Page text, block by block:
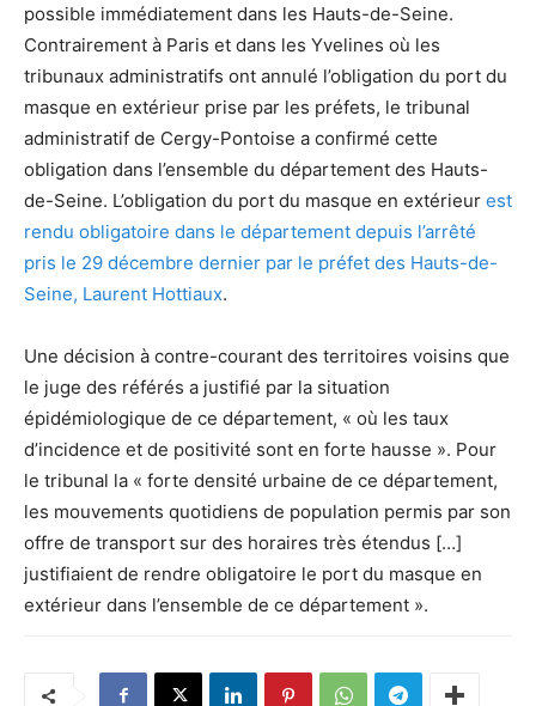
possible immédiatement dans les Hauts-de-Seine.
Contrairement à Paris et dans les Yvelines où les
tribunaux administratifs ont annulé l’obligation du port du
masque en extérieur prise par les préfets, le tribunal
administratif de Cergy-Pontoise a confirmé cette
obligation dans l’ensemble du département des Hauts-
de-Seine. L’obligation du port du masque en extérieur est
rendu obligatoire dans le département depuis l’arrêté
pris le 29 décembre dernier par le préfet des Hauts-de-
Seine, Laurent Hottiaux.
Une décision à contre-courant des territoires voisins que
le juge des référés a justifié par la situation
épidémiologique de ce département, « où les taux
d’incidence et de positivité sont en forte hausse ». Pour
le tribunal la « forte densité urbaine de ce département,
les mouvements quotidiens de population permis par son
offre de transport sur des horaires très étendus […]
justifiaient de rendre obligatoire le port du masque en
extérieur dans l’ensemble de ce département ».